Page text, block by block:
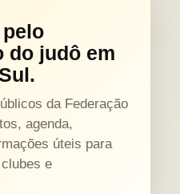
do judô em
da Federação
agenda,
úteis para
e